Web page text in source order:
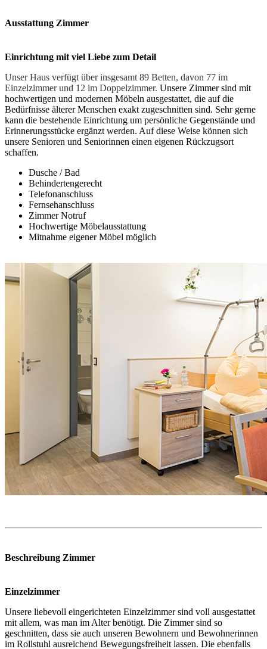
Ausstattung Zimmer
Einrichtung mit viel Liebe zum Detail
Unser Haus verfügt über insgesamt 89 Betten, davon 77 im
Einzelzimmer und 12 im Doppelzimmer. Unsere Zimmer sind mit
hochwertigen und modernen Möbeln ausgestattet, die auf die
Bedürfnisse älterer Menschen exakt zugeschnitten sind. Sehr gerne
kann die bestehende Einrichtung um persönliche Gegenstände und
Erinnerungsstücke ergänzt werden. Auf diese Weise können sich
unsere Senioren und Seniorinnen einen eigenen Rückzugsort
schaffen.
Dusche / Bad
Behindertengerecht
Telefonanschluss
Fernsehanschluss
Zimmer Notruf
Hochwertige Möbelausstattung
Mitnahme eigener Möbel möglich
Beschreibung Zimmer
Einzelzimmer
Unsere liebevoll eingerichteten Einzelzimmer sind voll ausgestattet
mit allem, was man im Alter benötigt. Die Zimmer sind so
geschnitten, dass sie auch unseren Bewohnern und Bewohnerinnen
im Rollstuhl ausreichend Bewegungsfreiheit lassen. Die ebenfalls